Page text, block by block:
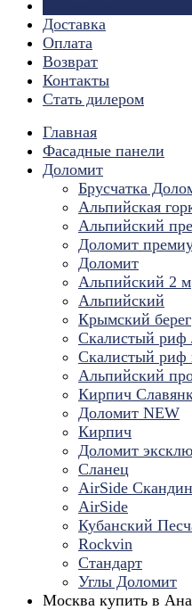
Доставка
Оплата
Возврат
Контакты
Стать дилером
Главная
Фасадные панели
Доломит
Брусчатка
Альпийская
Альпийский
Доломит
Доломит
Альпийский 2 м
Альпийский
Крымский берег
Скалистый
Скалистый риф
Альпийский
Кирпич
Доломит NEW
Кирпич
Доломит
Сланец
AirSide
AirSide
Кубанский
Rockvin
Стандарт
Углы Доломит
Москва купить в